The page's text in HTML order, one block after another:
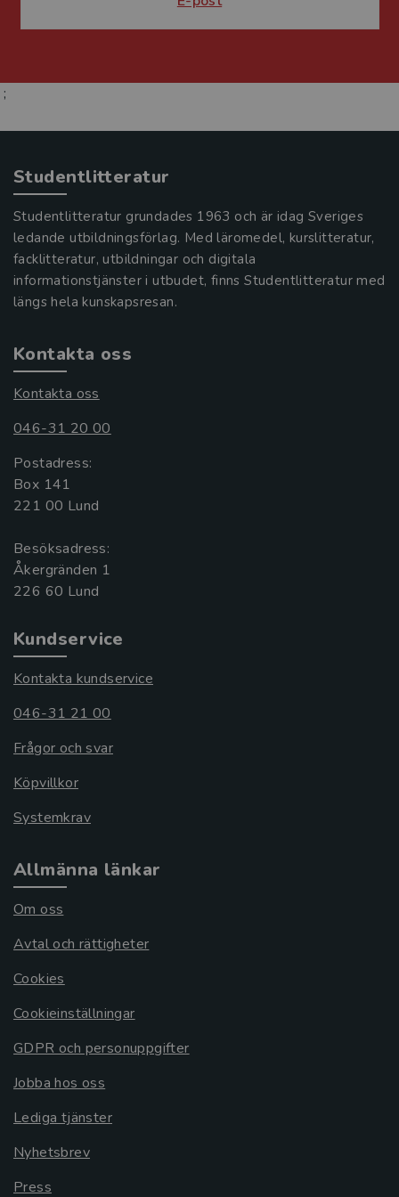
;
Studentlitteratur
Studentlitteratur grundades 1963 och är idag Sveriges
ledande utbildningsförlag. Med läromedel, kurslitteratur,
facklitteratur, utbildningar och digitala
informationstjänster i utbudet, finns Studentlitteratur med
längs hela kunskapsresan.
Kontakta oss
Kontakta oss
046-31 20 00
Postadress:
Box 141
221 00 Lund
Besöksadress:
Åkergränden 1
Kundservice
Kontakta kundservice
046-31 21 00
Frågor och svar
Köpvillkor
Systemkrav
Allmänna länkar
Om oss
Avtal och rättigheter
Cookies
Cookieinställningar
GDPR och personuppgifter
Jobba hos oss
Lediga tjänster
Nyhetsbrev
Press